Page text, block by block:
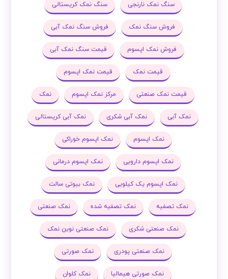
سنگ نمک نارنجی سنگ نمک کریستالی
فروش سنگ نمک فروش سنگ نمک آبی
فروش نمک اپسوم قیمت سنگ نمک آبی
قیمت نمک قیمت نمک اپسوم
قیمت نمک صنعتی مرکز نمک اپسوم نمک
نمک آبی نمک آبی شکری نمک آبی کریستالی
نمک اپسوم نمک اپسوم خوراکی
نمک اپسوم دارویی نمک اپسوم درمانی
نمک اپسوم یک کیلویی نمک بیوتی سالت
نمک تصفیه نمک تصفیه شده نمک صنعتی
نمک صنعتی شکری نمک صنعتی نوین نمک
نمک صنعتی پودری نمک صورتی
نمک صورتی هیمالیا نمک کلوان